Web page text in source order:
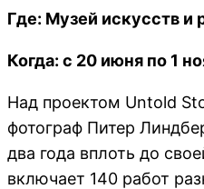
Где: Музей искусств и
Когда: с 20 июня по 1
Над проектом Untold
фотограф Питер
два года вплоть до
включает 140 работ